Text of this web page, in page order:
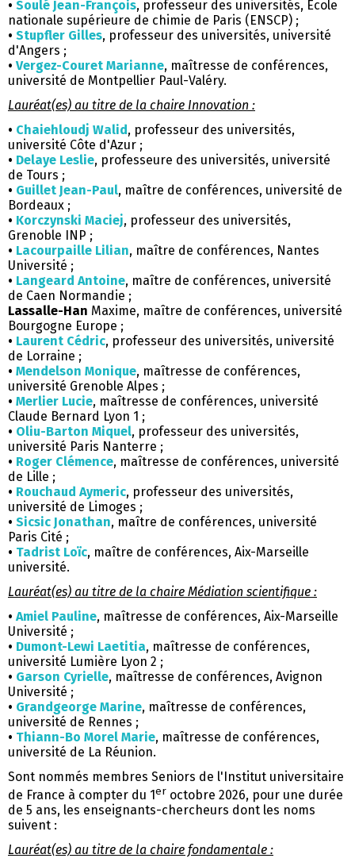
• Soulé Jean-François, professeur des universités, École
nationale supérieure de chimie de Paris (ENSCP) ;
• Stupfler Gilles, professeur des universités, université
d'Angers ;
• Vergez-Couret Marianne, maîtresse de conférences,
université de Montpellier Paul-Valéry.
Lauréat(es) au titre de la chaire Innovation :
• Chaiehloudj Walid, professeur des universités,
université Côte d'Azur ;
• Delaye Leslie, professeure des universités, université
de Tours ;
• Guillet Jean-Paul, maître de conférences, université de
Bordeaux ;
• Korczynski Maciej, professeur des universités,
Grenoble INP ;
• Lacourpaille Lilian, maître de conférences, Nantes
Université ;
• Langeard Antoine, maître de conférences, université
de Caen Normandie ;
Lassalle-Han Maxime, maître de conférences, université
Bourgogne Europe ;
• Laurent Cédric, professeur des universités, université
de Lorraine ;
• Mendelson Monique, maîtresse de conférences,
université Grenoble Alpes ;
• Merlier Lucie, maîtresse de conférences, université
Claude Bernard Lyon 1 ;
• Oliu-Barton Miquel, professeur des universités,
université Paris Nanterre ;
• Roger Clémence, maîtresse de conférences, université
de Lille ;
• Rouchaud Aymeric, professeur des universités,
université de Limoges ;
• Sicsic Jonathan, maître de conférences, université
Paris Cité ;
• Tadrist Loïc, maître de conférences, Aix-Marseille
université.
Lauréat(es) au titre de la chaire Médiation scientifique :
• Amiel Pauline, maîtresse de conférences, Aix-Marseille
Université ;
• Dumont-Lewi Laetitia, maîtresse de conférences,
université Lumière Lyon 2 ;
• Garson Cyrielle, maîtresse de conférences, Avignon
Université ;
• Grandgeorge Marine, maîtresse de conférences,
université de Rennes ;
• Thiann-Bo Morel Marie, maîtresse de conférences,
université de La Réunion.
Sont nommés membres Seniors de l'Institut universitaire
de France à compter du 1er octobre 2026, pour une durée
de 5 ans, les enseignants-chercheurs dont les noms
suivent :
Lauréat(es) au titre de la chaire fondamentale :